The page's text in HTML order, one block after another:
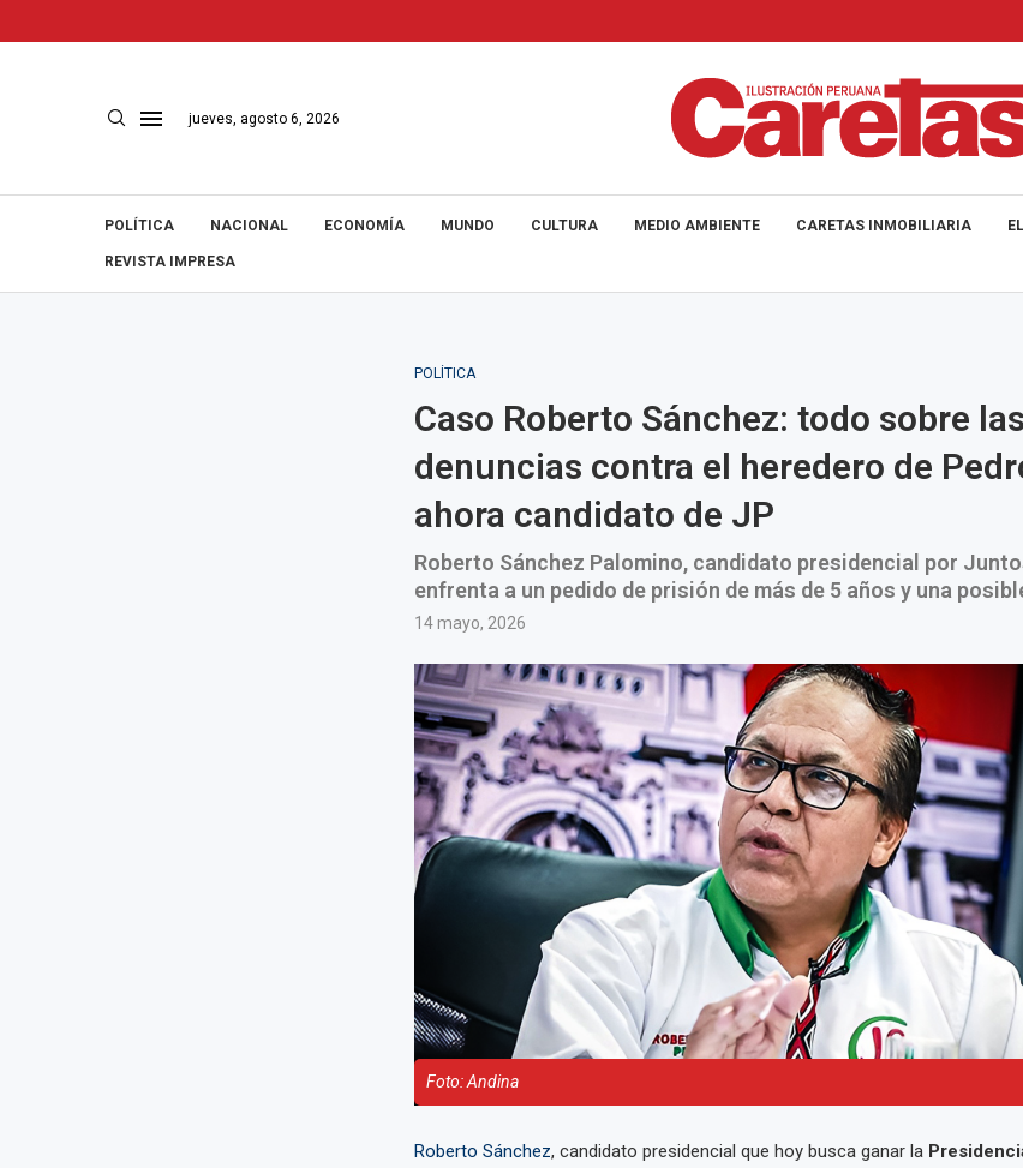
jueves, agosto 6, 2026
POLÍTICA NACIONAL ECONOMÍA MUNDO CULTURA MEDIO AMBIENTE CARETAS INMOBILIARIA
REVISTA IMPRESA
POLÍTICA
Caso Roberto Sánchez: todo sobre las
denuncias contra el heredero de
ahora candidato de JP
Roberto Sánchez Palomino, candidato presidencial por
enfrenta a un pedido de prisión de más de 5 años y una
14 mayo, 2026
Foto: Andina
Roberto Sánchez, candidato presidencial que hoy busca ganar la